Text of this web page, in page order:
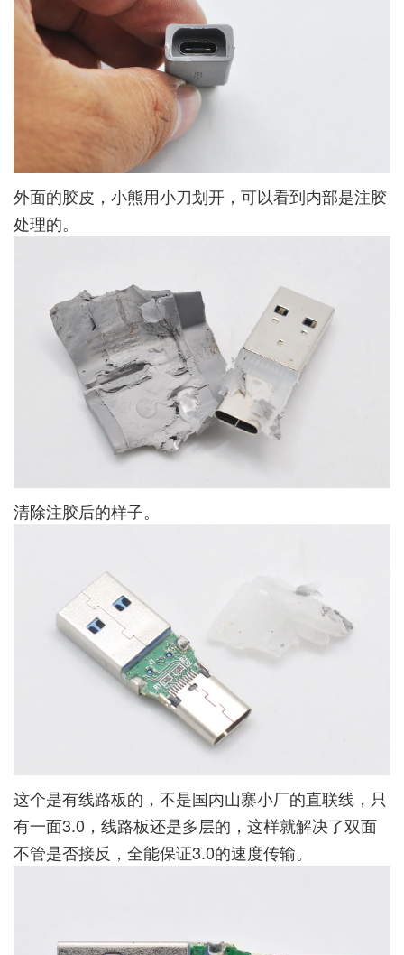
外面的胶皮，小熊用小刀划开，可以看到内部是注胶
处理的。
清除注胶后的样子。
这个是有线路板的，不是国内山寨小厂的直联线，只
有一面3.0，线路板还是多层的，这样就解决了双面
不管是否接反，全能保证3.0的速度传输。